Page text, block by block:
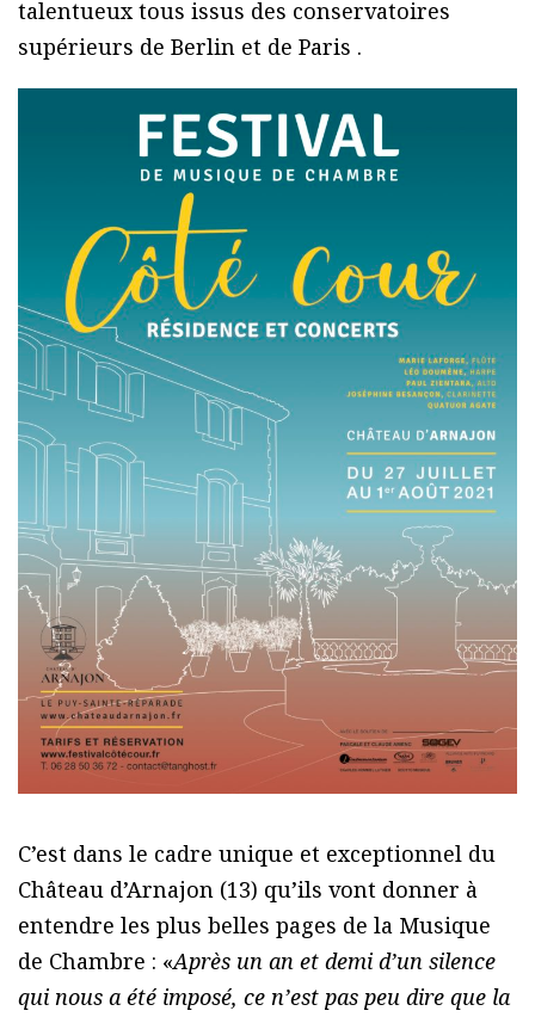
talentueux tous issus des conservatoires
supérieurs de Berlin et de Paris .
C’est dans le cadre unique et exceptionnel du
Château d’Arnajon (13) qu’ils vont donner à
entendre les plus belles pages de la Musique
de Chambre : «Après un an et demi d’un silence
qui nous a été imposé, ce n’est pas peu dire que la